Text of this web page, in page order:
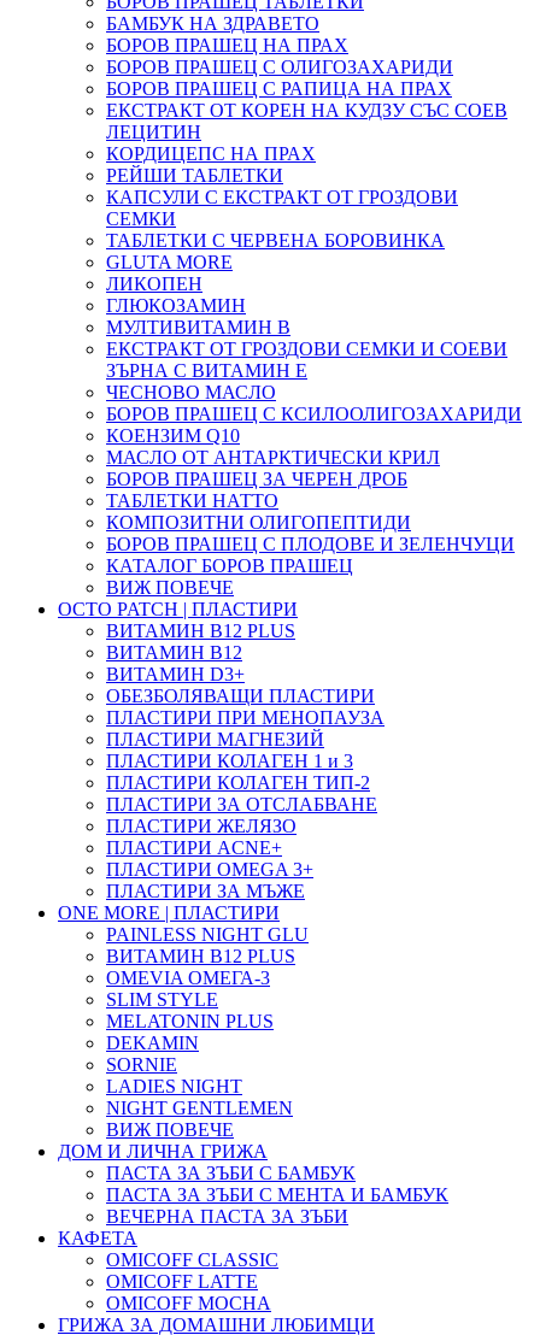
БАМБУК НА ЗДРАВЕТО
БОРОВ ПРАШЕЦ НА ПРАХ
БОРОВ ПРАШЕЦ С ОЛИГОЗАХАРИДИ
БОРОВ ПРАШЕЦ С РАПИЦА НА ПРАХ
ЕКСТРАКТ ОТ КОРЕН НА КУДЗУ СЪС СОЕВ
ЛЕЦИТИН
КОРДИЦЕПС НА ПРАХ
РЕЙШИ ТАБЛЕТКИ
КАПСУЛИ С ЕКСТРАКТ ОТ ГРОЗДОВИ
СЕМКИ
ТАБЛЕТКИ С ЧЕРВЕНА БОРОВИНКА
GLUTA MORE
ЛИКОПЕН
ГЛЮКОЗАМИН
МУЛТИВИТАМИН B
ЕКСТРАКТ ОТ ГРОЗДОВИ СЕМКИ И СОЕВИ
ЗЪРНА С ВИТАМИН Е
ЧЕСНОВО МАСЛО
БОРОВ ПРАШЕЦ С КСИЛООЛИГОЗАХАРИДИ
КОЕНЗИМ Q10
МАСЛО ОТ АНТАРКТИЧЕСКИ КРИЛ
БОРОВ ПРАШЕЦ ЗА ЧЕРЕН ДРОБ
ТАБЛЕТКИ НАТТО
КОМПОЗИТНИ ОЛИГОПЕПТИДИ
БОРОВ ПРАШЕЦ С ПЛОДОВЕ И ЗЕЛЕНЧУЦИ
КАТАЛОГ БОРОВ ПРАШЕЦ
ВИЖ ПОВЕЧЕ
OCTO PATCH | ПЛАСТИРИ
ВИТАМИН B12 PLUS
ВИТАМИН B12
ВИТАМИН D3+
ОБЕЗБОЛЯВАЩИ ПЛАСТИРИ
ПЛАСТИРИ ПРИ МЕНОПАУЗА
ПЛАСТИРИ МАГНЕЗИЙ
ПЛАСТИРИ КОЛАГЕН 1 и 3
ПЛАСТИРИ КОЛАГЕН ТИП-2
ПЛАСТИРИ ЗА ОТСЛАБВАНЕ
ПЛАСТИРИ ЖЕЛЯЗО
ПЛАСТИРИ ACNE+
ПЛАСТИРИ OMEGA 3+
ПЛАСТИРИ ЗА МЪЖЕ
ONE MORE | ПЛАСТИРИ
PAINLESS NIGHT GLU
ВИТАМИН B12 PLUS
ОMEVIA ОМЕГА-3
SLIM STYLE
MELATONIN PLUS
DEKAMIN
SORNIE
LADIES NIGHT
NIGHT GENTLEMEN
ВИЖ ПОВЕЧЕ
ДОМ И ЛИЧНА ГРИЖА
ПАСТА ЗА ЗЪБИ С БАМБУК
ПАСТА ЗА ЗЪБИ С МЕНТА И БАМБУК
ВЕЧЕРНА ПАСТА ЗА ЗЪБИ
КАФЕТА
OMICOFF CLASSIC
OMICOFF LATTE
OMICOFF MOCHA
ГРИЖА ЗА ДОМАШНИ ЛЮБИМЦИ